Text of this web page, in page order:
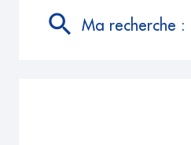
Ma recherche :